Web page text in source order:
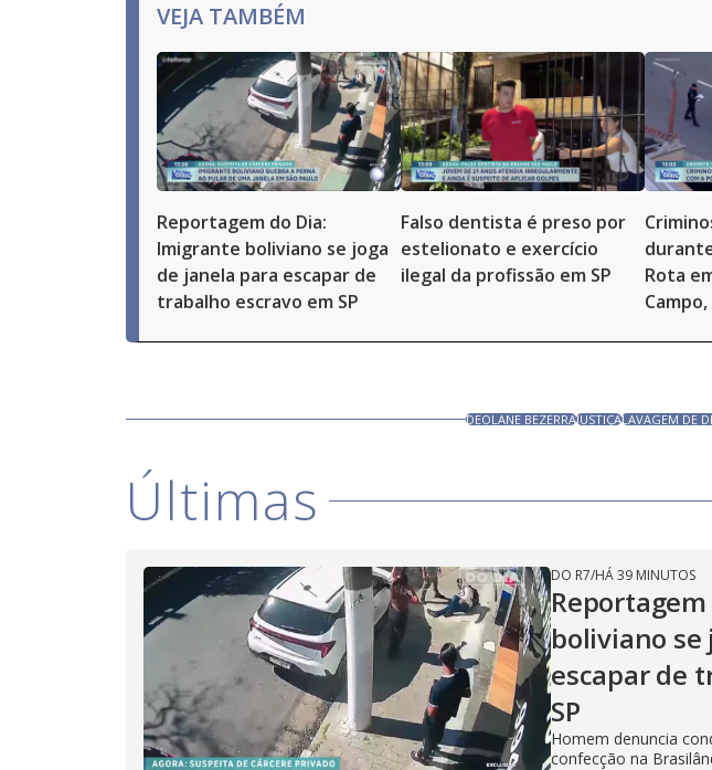
VEJA TAMBÉM
Reportagem do Dia:
Imigrante boliviano se joga
de janela para escapar de
trabalho escravo em SP
Falso dentista é preso por
estelionato e exercício
ilegal da profissão em SP
Rota
DEOLANE BEZERRAJUSTIÇALAVAGEM DE
Últimas
DO R7/HÁ 39 MINUTOS
boliviano se
escapar de
SP
Homem denuncia
confecção na